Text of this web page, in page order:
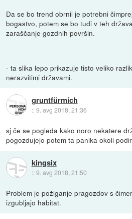
Da se bo trend obrnil je potrebni
bogastvo, potem se bo tudi v teh
zaraščanje gozdnih površin.
- ta slika lepo prikazuje tisto veliko
nerazvitimi državami.
gruntfürmich
::9. avg 2018, 21:36
sj če se pogleda kako noro nekatere
pogozdujejo potem ta panika okoli
kingsix
::9. avg 2018, 21:50
Problem je požiganje pragozdov s
izgubljajo habitat.